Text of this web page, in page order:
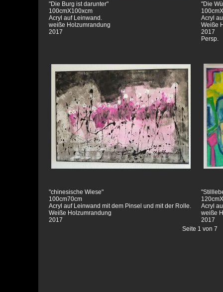
"Die Burg ist darunter"
100cmX100xcm
Acryl auf Leinwand.
weiße Holzumrandung
2017
"Die
Acryl
Weiße
2017
Persp.
"chinesische Wiese"
100cm70cm
Acryl auf Leinwand mit dem Pinsel und mit der Rolle.
Weiße Holzumrandung
2017
Acryl
weiße
2017
Seite 1 von 7